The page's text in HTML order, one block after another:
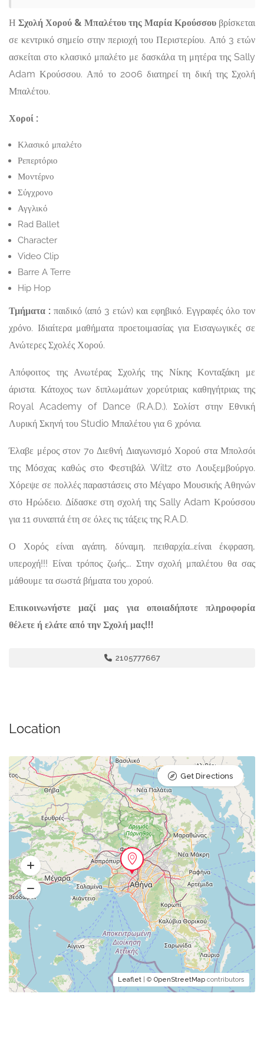
Η Σχολή Χορού & Μπαλέτου της Μαρία Κρούσσου βρίσκεται
σε κεντρικό σημείο στην περιοχή του Περιστερίου. Από 3 ετών
ασκείται στο κλασικό μπαλέτο με δασκάλα τη μητέρα της Sally
Adam Κρούσσου. Από το 2006 διατηρεί τη δική της Σχολή
Μπαλέτου.
Χοροί :
Κλασικό μπαλέτο
Ρεπερτόριο
Μοντέρνο
Σύγχρονο
Αγγλικό
Rad Ballet
Character
Video Clip
Barre A Terre
Hip Hop
Τμήματα : παιδικό (από 3 ετών) και εφηβικό. Εγγραφές όλο τον
χρόνο. Ιδιαίτερα μαθήματα προετοιμασίας για Εισαγωγικές σε
Ανώτερες Σχολές Χορού.
Απόφοιτος της Ανωτέρας Σχολής της Νίκης Κονταξάκη με
άριστα. Κάτοχος των διπλωμάτων χορεύτριας καθηγήτριας της
Royal Academy of Dance (R.A.D.). Σολίστ στην Εθνική
Λυρική Σκηνή του Studio Μπαλέτου για 6 χρόνια.
Έλαβε μέρος στον 7ο Διεθνή Διαγωνισμό Χορού στα Μπολσόι
της Μόσχας καθώς στο Φεστιβάλ Wiltz στο Λουξεμβούργο.
Χόρεψε σε πολλές παραστάσεις στο Μέγαρο Μουσικής Αθηνών
στο Ηρώδειο. Δίδασκε στη σχολή της Sally Adam Κρούσσου
για 11 συναπτά έτη σε όλες τις τάξεις της R.A.D.
Ο Χορός είναι αγάπη, δύναμη, πειθαρχία…είναι έκφραση,
υπεροχή!!! Είναι τρόπος ζωής…. Στην σχολή μπαλέτου θα σας
μάθουμε τα σωστά βήματα του χορού.
Επικοινωνήστε μαζί μας για οποιαδήποτε πληροφορία
θέλετε ή ελάτε από την Σχολή μας!!!
2105777667
Location
Leaflet | © OpenStreetMap contributors
Get Directions